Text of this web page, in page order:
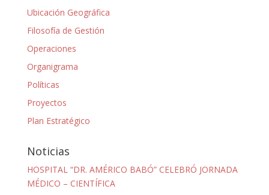
Ubicación Geográfica
Filosofía de Gestión
Operaciones
Organigrama
Políticas
Proyectos
Plan Estratégico
Noticias
HOSPITAL “DR. AMÉRICO BABÓ” CELEBRÓ JORNADA
MÉDICO – CIENTÍFICA